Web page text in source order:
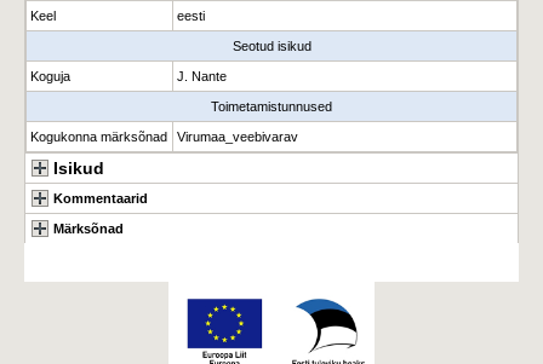
Keel eesti
Seotud isikud
Koguja J. Nante
Toimetamistunnused
Kogukonna märksõnad Virumaa_veebivarav
Isikud
Kommentaarid
Märksõnad